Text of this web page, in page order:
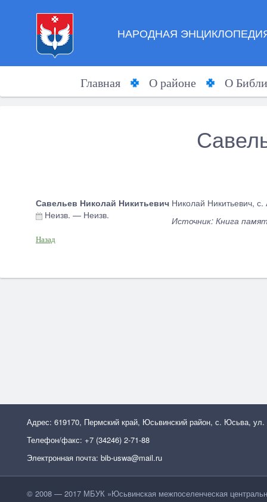
НАРОДНАЯ
Главная О районе О
Савельев Николай Никитьевич
Неизв. — Неизв.
Николай Никитьевич,
Источник: Книга
Назад
Адрес: 619170, Пермский край, Юсьвинский район, с. Юсьва, ул.
Телефон/факс: +7 (34246) 2-71-88
Электронная почта: bib-uswa@mail.ru
© 2008 — 2017 МБУК »Юсьвинская межпоселенческая